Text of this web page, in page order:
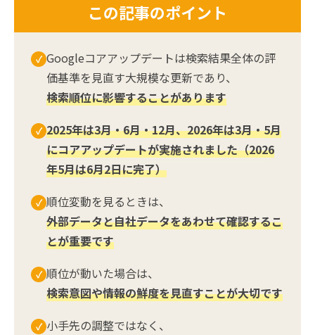
この記事のポイント
✓ Googleコアアップデートは検索結果全体の評
価基準を見直す大規模な更新であり、
検索順位に影響することがあります
✓ 2025年は3月・6月・12月、2026年は3月・5月
にコアアップデートが実施されました（2026
年5月は6月2日に完了）
✓ 順位変動を見るときは、
外部データと自社データをあわせて確認するこ
とが重要です
✓ 順位が動いた場合は、
検索意図や情報の鮮度を見直すことが大切です
✓ 小手先の調整ではなく、